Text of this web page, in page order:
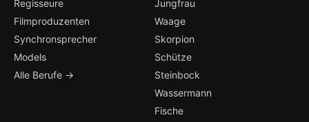
Regisseure
Filmproduzenten
Synchronsprecher
Models
Alle Berufe →
Jungfrau
Waage
Skorpion
Schütze
Steinbock
Wassermann
Fische